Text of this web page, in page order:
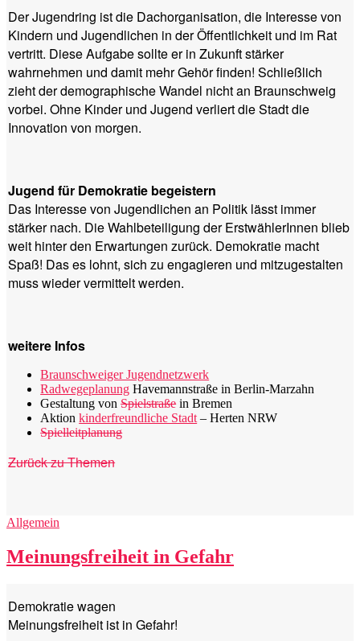
Der Jugendring ist die Dachorganisation, die Interesse von
Kindern und Jugendlichen in der Öffentlichkeit und im Rat
vertritt. Diese Aufgabe sollte er in Zukunft stärker
wahrnehmen und damit mehr Gehör finden! Schließlich
zieht der demographische Wandel nicht an Braunschweig
vorbei. Ohne Kinder und Jugend verliert die Stadt die
Innovation von morgen.
Jugend für Demokratie begeistern
Das Interesse von Jugendlichen an Politik lässt immer
stärker nach. Die Wahlbeteiligung der ErstwählerInnen blieb
weit hinter den Erwartungen zurück. Demokratie macht
Spaß! Das es lohnt, sich zu engagieren und mitzugestalten
muss wieder vermittelt werden.
weitere Infos
Braunschweiger Jugendnetzwerk
Radwegeplanung Havemannstraße in Berlin-Marzahn
Gestaltung vonSpielstraßein Bremen
Aktionkinderfreundliche Stadt– Herten NRW
Spielleitplanung
Zurück zu Themen
Kategorien
Allgemein
Meinungsfreiheit in Gefahr
Demokratie wagen
Meinungsfreiheit ist in Gefahr!